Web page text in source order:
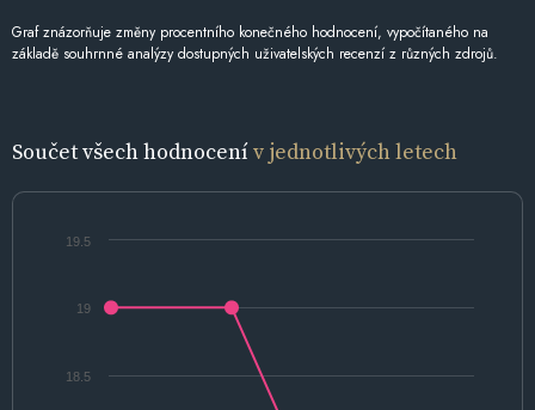
Graf znázorňuje změny procentního konečného hodnocení, vypočítaného na
základě souhrnné analýzy dostupných uživatelských recenzí z různých zdrojů.
Součet všech hodnocenív jednotlivých letech
18.5
19
19.5